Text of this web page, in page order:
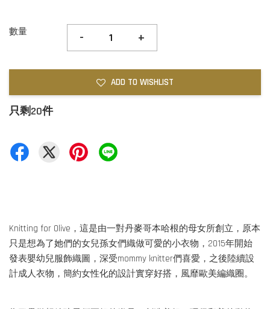
數量 - +
ADD TO WISHLIST
只剩20件
Knitting for Olive，這是由一對丹麥哥本哈根的母女所創立，原本
只是想為了她們的女兒孫女們織做可愛的小衣物，2015年開始
發表嬰幼兒服飾織圖，深受mommy knitter們喜愛，之後陸續設
計成人衣物，簡約女性化的設計實穿好搭，風靡歐美編織圈。